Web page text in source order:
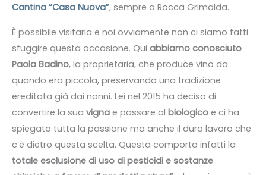
Cantina “Casa Nuova”, sempre a Rocca Grimalda.
È possibile visitarla e noi ovviamente non ci siamo fatti
sfuggire questa occasione. Qui abbiamo conosciuto
Paola Badino, la proprietaria, che produce vino da
quando era piccola, preservando una tradizione
ereditata già dai nonni. Lei nel 2015 ha deciso di
convertire la sua vigna e passare al biologico e ci ha
spiegato tutta la passione ma anche il duro lavoro che
c’è dietro questa scelta. Questa comporta infatti la
totale esclusione di uso di pesticidi e sostanze